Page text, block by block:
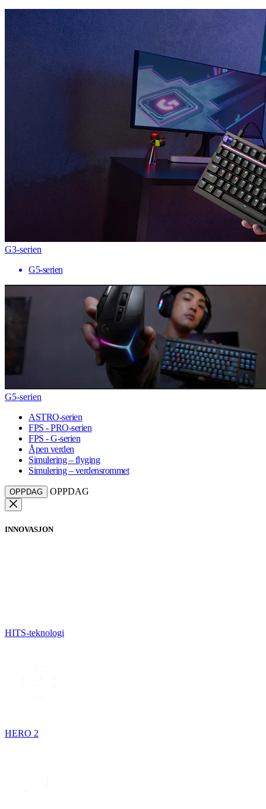
G3-serien
G5-serien
G5-serien
ASTRO-serien
FPS - PRO-serien
FPS - G-serien
Åpen verden
Simulering – flyging
Simulering – verdensrommet
OPPDAG OPPDAG
INNOVASJON
HITS-teknologi
HERO 2